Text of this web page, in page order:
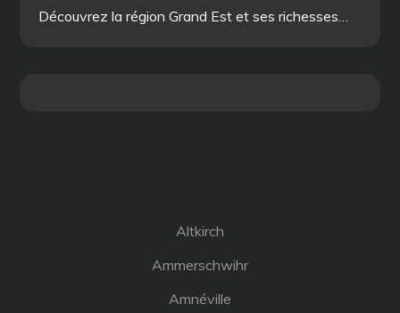
Découvrez la région Grand Est et ses richesses…
Altkirch
Ammerschwihr
Amnéville